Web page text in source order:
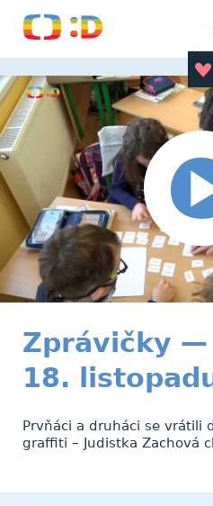
Zprávičky —
18.
Prvňáci a druháci se vrátili
graffiti – Judistka Zachová